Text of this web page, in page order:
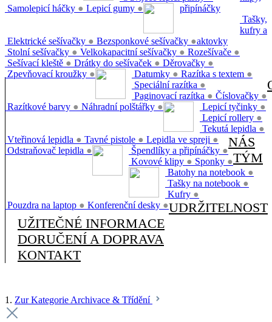
Samolepicí háčky ● Lepicí gumy ●
Elektrické sešívačky ● Bezsponkové sešívačky ●
Stolní sešívačky ● Velkokapacitní sešívačky ● Rozešívače ●
Sešívací kleště ● Drátky do sešívaček ● Děrovačky ●
Zpevňovací kroužky ● Datumky ● Razítka s textem ●
Speciální razítka ●
Paginovací razítka ● Číslovačky ●
Razítkové barvy ● Náhradní polštářky ● Lepicí tyčinky ●
Lepicí rollery ●
Tekutá lepidla ●
Vteřinová lepidla ● Tavné pistole ● Lepidla ve spreji ●
Odstraňovač lepidla ●
připínáčky
Špendlíky a připínáčky ●
Kovové klipy ● Sponky ●
Tašky,
kufry a
aktovky
Batohy na notebook ●
Tašky na notebook ●
Kufry ●
Pouzdra na laptop ● Konferenční desky ●
NÁS
TÝM
UDRŽITELNOST
UŽITEČNÉ INFORMACE
DORUČENÍ A DOPRAVA
KONTAKT
1. Zur Kategorie Archivace & Třídění